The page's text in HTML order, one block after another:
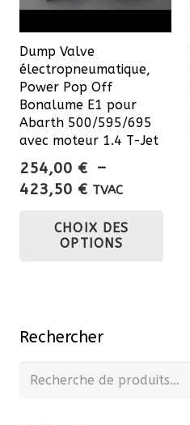
Dump Valve
électropneumatique,
Power Pop Off
Bonalume E1 pour
Abarth 500/595/695
avec moteur 1.4 T-Jet
254,00 € –
423,50 €Plage
prix :
254,00 €
TVAC
CHOIX DES
OPTIONS
Rechercher
Recherche